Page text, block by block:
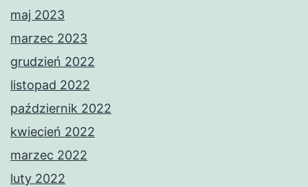
maj 2023
marzec 2023
grudzień 2022
listopad 2022
październik 2022
kwiecień 2022
marzec 2022
luty 2022